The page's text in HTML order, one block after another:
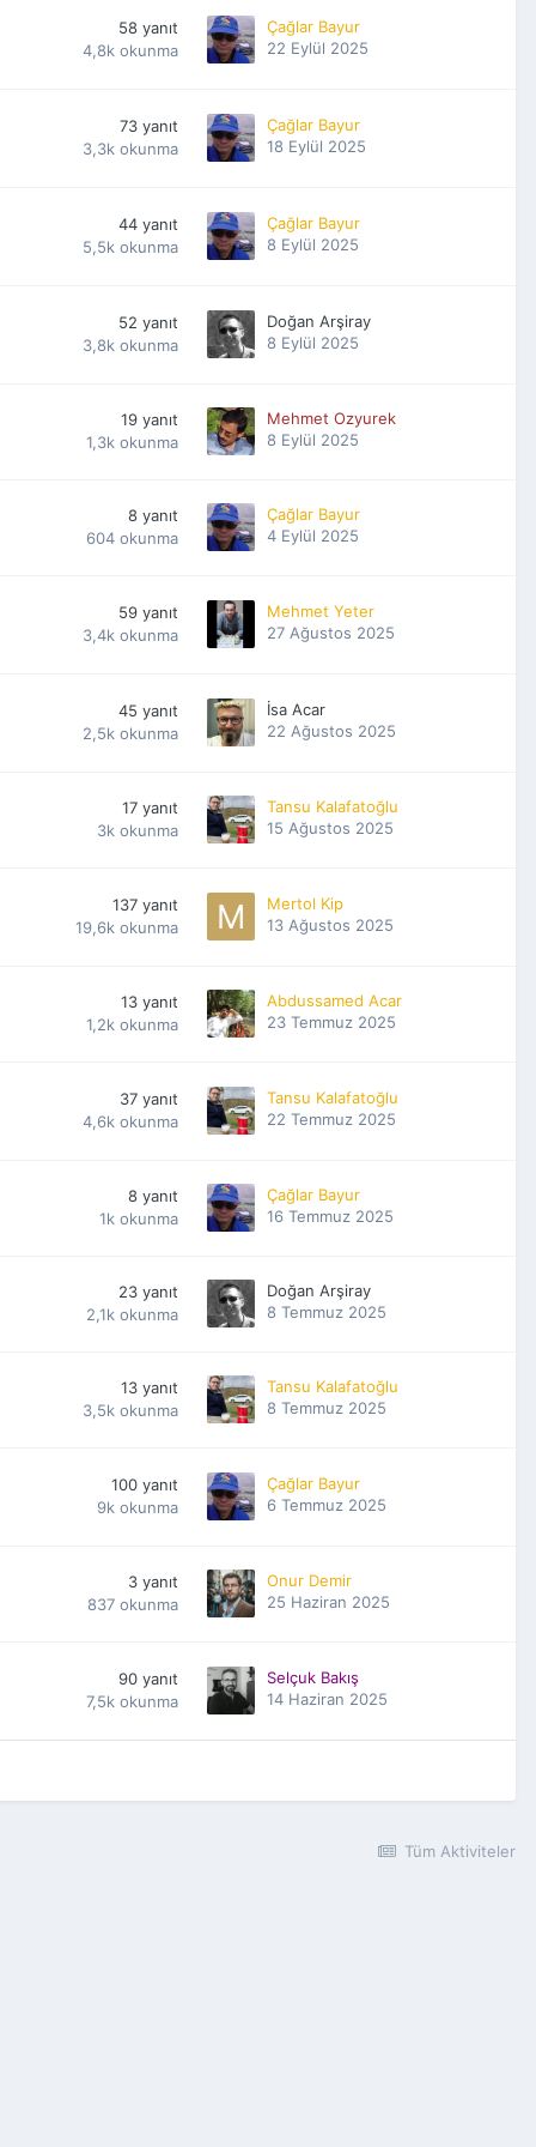
58 yanıt
4,8k okunma
Çağlar Bayur
22 Eylül 2025
73 yanıt
3,3k okunma
Çağlar Bayur
18 Eylül 2025
44 yanıt
5,5k okunma
Çağlar Bayur
8 Eylül 2025
52 yanıt
3,8k okunma
Doğan Arşiray
8 Eylül 2025
19 yanıt
1,3k okunma
Mehmet Ozyurek
8 Eylül 2025
8 yanıt
604 okunma
Çağlar Bayur
4 Eylül 2025
59 yanıt
3,4k okunma
Mehmet Yeter
27 Ağustos 2025
45 yanıt
2,5k okunma
İsa Acar
22 Ağustos 2025
17 yanıt
3k okunma
Tansu Kalafatoğlu
15 Ağustos 2025
137 yanıt
19,6k okunma
Mertol Kip
13 Ağustos 2025
13 yanıt
1,2k okunma
Abdussamed Acar
23 Temmuz 2025
37 yanıt
4,6k okunma
Tansu Kalafatoğlu
22 Temmuz 2025
8 yanıt
1k okunma
Çağlar Bayur
16 Temmuz 2025
23 yanıt
2,1k okunma
Doğan Arşiray
8 Temmuz 2025
13 yanıt
3,5k okunma
Tansu Kalafatoğlu
8 Temmuz 2025
100 yanıt
9k okunma
Çağlar Bayur
6 Temmuz 2025
3 yanıt
837 okunma
Onur Demir
25 Haziran 2025
90 yanıt
7,5k okunma
Selçuk Bakış
14 Haziran 2025
Tüm Aktiviteler